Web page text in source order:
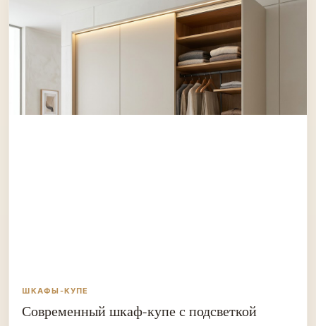
ШКАФЫ-КУПЕ
Современный шкаф-купе с подсветкой